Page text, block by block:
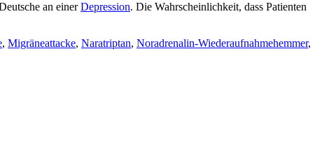
an einerDepression. Die Wahrscheinlichkeit, dass Patienten
, Migräneattacke, Naratriptan, Noradrenalin-Wiederaufnahmehemmer,